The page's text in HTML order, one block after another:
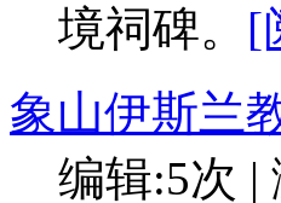
境祠碑。 [
象山伊斯兰
编辑:5次 |